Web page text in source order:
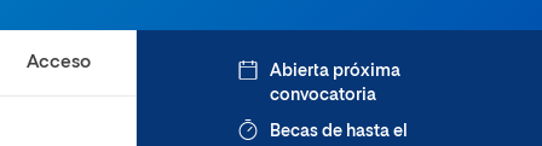
Acceso
Abierta próxima
convocatoria
Becas de hasta el